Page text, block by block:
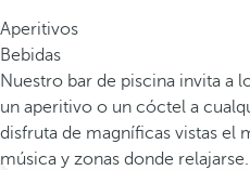
Aperitivos
Bebidas
Nuestro bar de piscina invita a
un aperitivo o un cóctel a
disfruta de magníficas vistas el
música y zonas donde relajarse.